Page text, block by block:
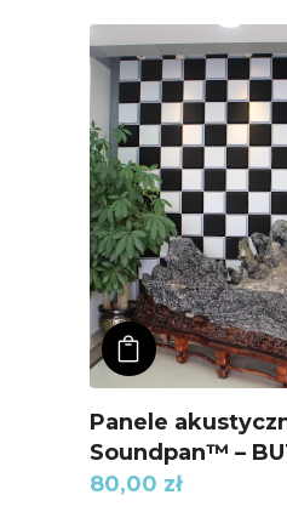
ADD TO
Panele
Soundpan™ –
80,00 zł